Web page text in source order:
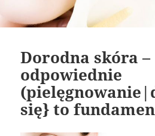
Dorodna skóra –
odpowiednie
się} to